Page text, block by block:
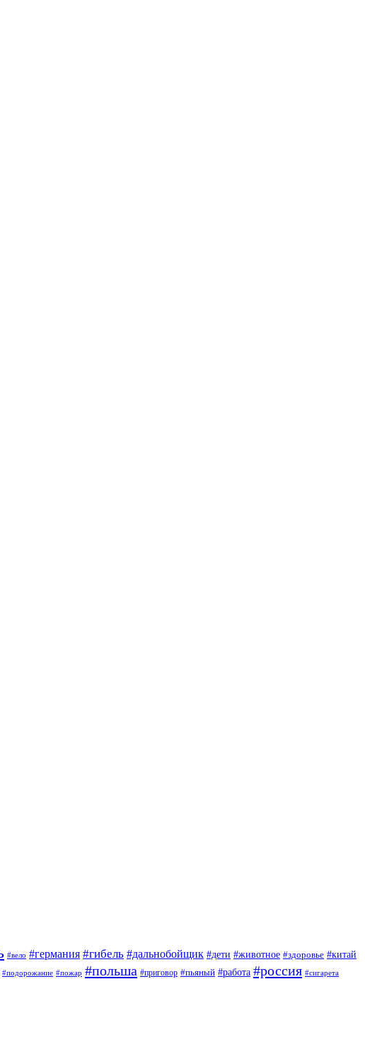
#вело #германия #гибель #дальнобойщик #дети #животное #здоровье #китай
#подорожание #пожар #польша #приговор #пьяный #работа #россия #сигарета